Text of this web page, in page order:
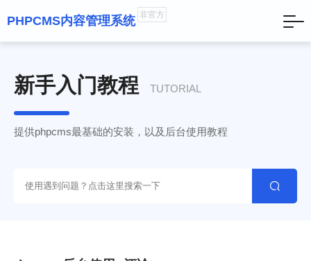
PHPCMS内容管理系统 非官方
新手入门教程 TUTORIAL
提供phpcms最基础的安装，以及后台使用教程
